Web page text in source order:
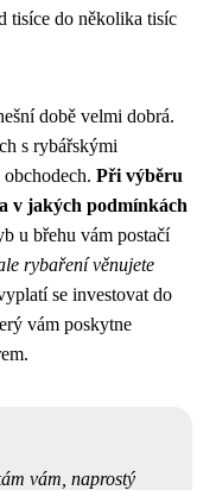
tisíce do několika tisíc
době velmi dobrá.
s rybářskými
Při výběru
v jakých podmínkách
u břehu vám postačí
rybaření věnujete
se investovat do
vám poskytne
vám, naprostý